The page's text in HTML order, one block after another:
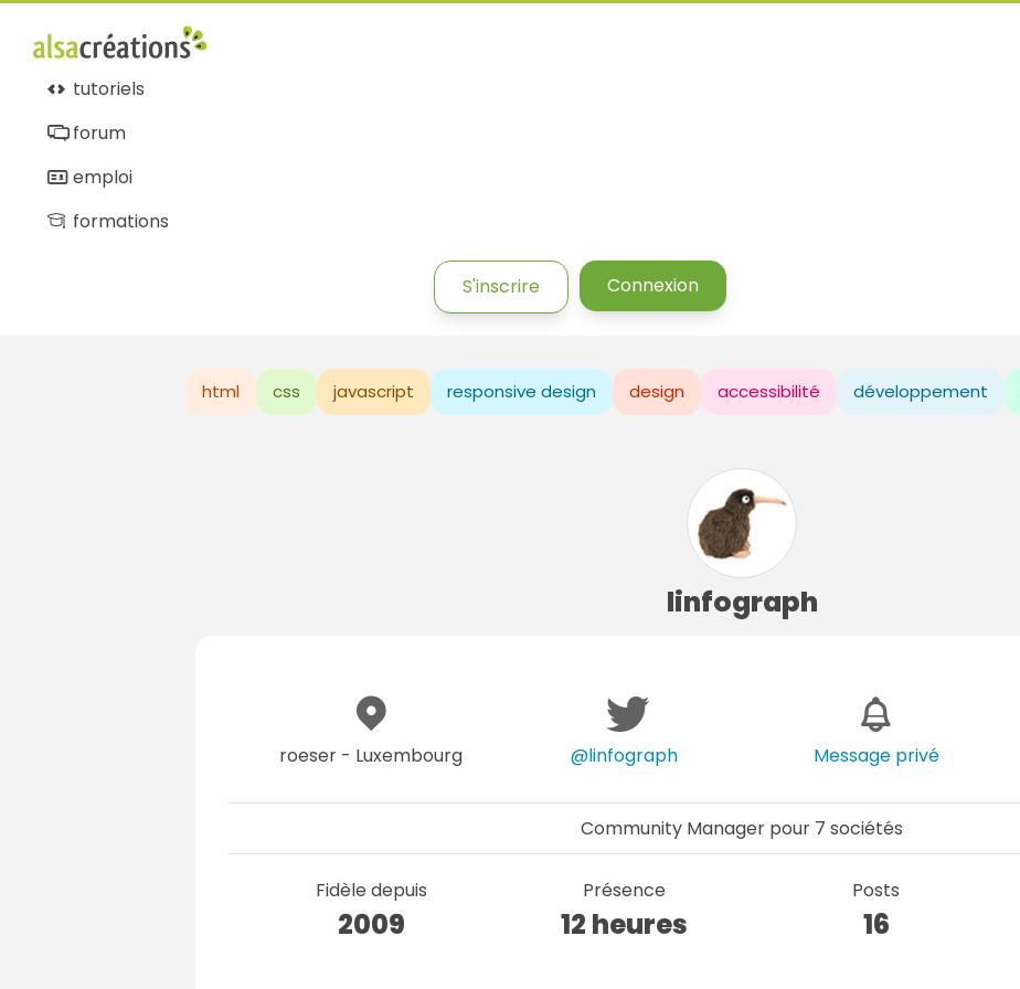
tutoriels
forum
emploi
formations
S'inscrire Connexion
html css javascript responsive design design accessibilité développement
linfograph
roeser - Luxembourg @linfograph Message privé
Community Manager pour 7 sociétés
Fidèle depuis
2009
Présence
12 heures
Posts
16